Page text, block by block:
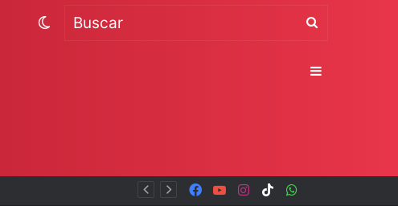
TikTok
Instagram
YouTube
Facebook
Buscar
Switch
Sidebar